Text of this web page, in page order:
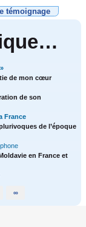
témoignage
de mon cœur
de son
France
de l’époque
en France et
∞